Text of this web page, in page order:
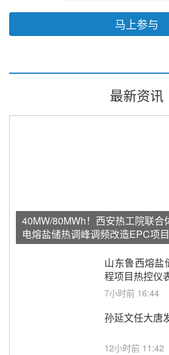
马上参与
最新资讯
40MW/80MWh！西安热工院联合
电熔盐储热调峰调频改造EPC项目
山东鲁西熔盐
程项目热控仪
7小时前 16:44
孙延文任大唐
12小时前 11:42